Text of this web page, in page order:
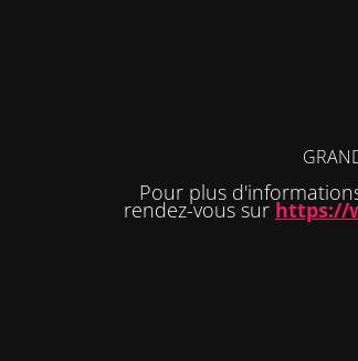
Pour plus
rendez-vous sur https://